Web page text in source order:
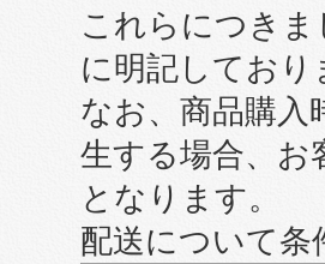
これらにつき
に明記しており
なお、商品購入
生する場合、お
となります。
配送について条